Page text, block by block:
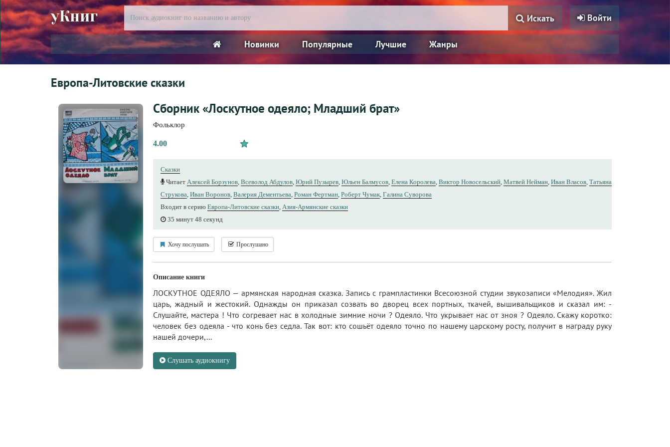
уКниг Войти
Искать
Новинки Популярные Лучшие Жанры
Европа-Литовские сказки
Сборник «Лоскутное одеяло; Младший брат»
Фольклор
4.00
Сказки
Читает Алексей Борзунов, Всеволод Абдулов, Юрий Пузырев, Юльен Балмусов, Елена Королева, Виктор Новосельский, Матвей Нейман, Иван Власов, Татьяна
Струкова, Иван Воронов, Валерия Дементьева, Роман Фертман, Роберт Чумак, Галина Суворова
Входит в серию Европа-Литовские сказки, Азия-Армянские сказки
35 минут 48 секунд
Хочу послушать Прослушано
Описание книги
ЛОСКУТНОЕ ОДЕЯЛО — армянская народная сказка. Запись с грампластинки Всесоюзной студии звукозаписи «Мелодия». Жил
царь, жадный и жестокий. Однажды он приказал созвать во дворец всех портных, ткачей, вышивальщиков и сказал им: -
Слушайте, мастера ! Что согревает нас в холодные зимние ночи ? Одеяло. Что укрывает нас от зноя ? Одеяло. Скажу коротко:
человек без одеяла - что конь без седла. Так вот: кто сошьёт одеяло точно по нашему царскому росту, получит в награду руку
нашей дочери,...
Слушать аудиокнигу